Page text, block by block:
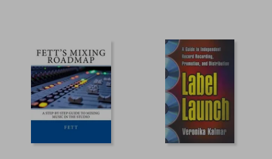
45%
dcto.
$ 88.49
$ 48.67
40%
dcto.